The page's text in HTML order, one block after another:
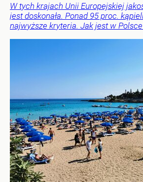
W tych krajach Unii Europejskiej
jest doskonała. Ponad 95 proc.
najwyższe kryteria. Jak jest w